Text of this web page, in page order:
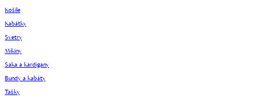
Košile
Kabátky
Svetry
Mikiny
Saka a kardigany
Bundy a kabáty
Tašky